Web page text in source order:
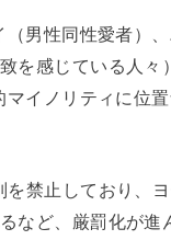
男性同性愛者）
を感じている人々
イノリティに位
禁止しており、
など、厳罰化が進